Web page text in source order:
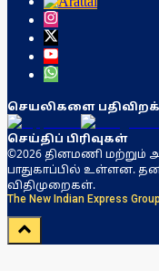
செயலிகளை
செய்திப் பிரிவுகள்
©2026 தினமணி
பாதுகாப்பில் உள்ளன.
விதிமுறைகள்.
The New Indian Express Group